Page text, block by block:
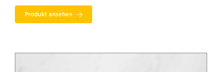
Produkt ansehen